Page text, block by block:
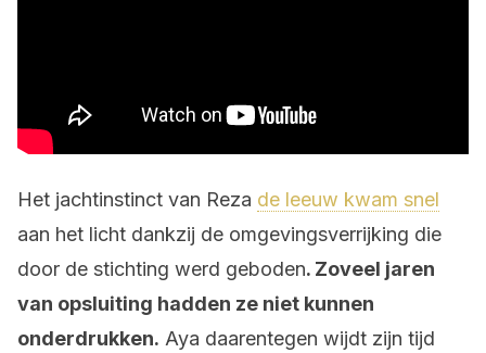
Het jachtinstinct van Reza de leeuw kwam snel
aan het licht dankzij de omgevingsverrijking die
door de stichting werd geboden. Zoveel jaren
van opsluiting hadden ze niet kunnen
onderdrukken. Aya daarentegen wijdt zijn tijd